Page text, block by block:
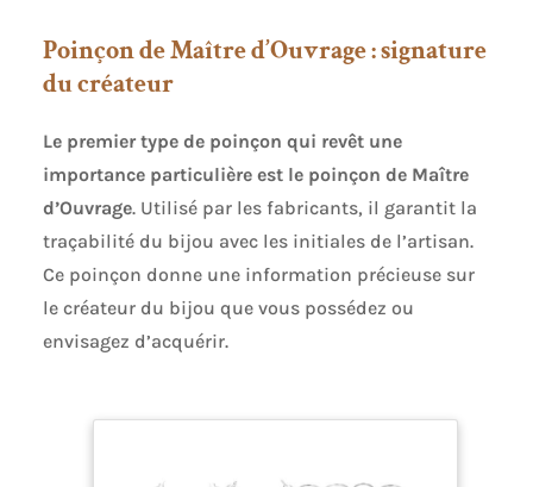
Poinçon de Maître d’Ouvrage : signature
du créateur
Le premier type de poinçon qui revêt une
importance particulière est le poinçon de Maître
d’Ouvrage. Utilisé par les fabricants, il garantit la
traçabilité du bijou avec les initiales de l’artisan.
Ce poinçon donne une information précieuse sur
le créateur du bijou que vous possédez ou
envisagez d’acquérir.